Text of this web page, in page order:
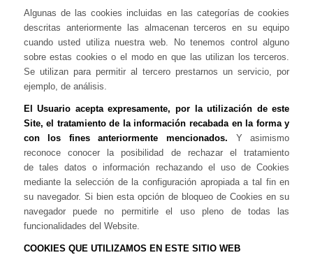
Algunas de las cookies incluidas en las categorías de cookies
descritas anteriormente las almacenan terceros en su equipo
cuando usted utiliza nuestra web. No tenemos control alguno
sobre estas cookies o el modo en que las utilizan los terceros.
Se utilizan para permitir al tercero prestarnos un servicio, por
ejemplo, de análisis.
El Usuario acepta expresamente, por la utilización de este
Site, el tratamiento de la información recabada en la forma y
con los fines anteriormente mencionados. Y asimismo
reconoce conocer la posibilidad de rechazar el tratamiento
de tales datos o información rechazando el uso de Cookies
mediante la selección de la configuración apropiada a tal fin en
su navegador. Si bien esta opción de bloqueo de Cookies en su
navegador puede no permitirle el uso pleno de todas las
funcionalidades del Website.
COOKIES QUE UTILIZAMOS EN ESTE SITIO WEB